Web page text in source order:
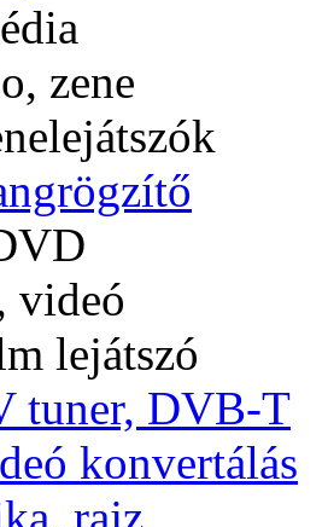
zene
videó
lejátszó
tuner, DVB-T
konvertálás